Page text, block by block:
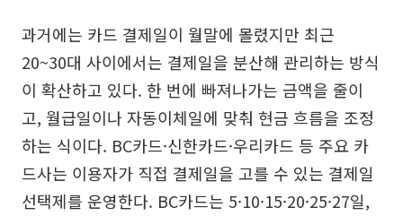
과거에는 카드 결제일이 월말에 몰렸지만 최근
20~30대 사이에서는 결제일을 분산해 관리하는 방식
이 확산하고 있다. 한 번에 빠져나가는 금액을 줄이
고, 월급일이나 자동이체일에 맞춰 현금 흐름을 조정
하는 식이다. BC카드·신한카드·우리카드 등 주요 카
드사는 이용자가 직접 결제일을 고를 수 있는 결제일
선택제를 운영한다. BC카드는 5·10·15·20·25·27일,